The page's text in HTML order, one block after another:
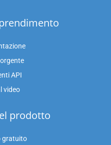
API
video
prodotto
gratuito